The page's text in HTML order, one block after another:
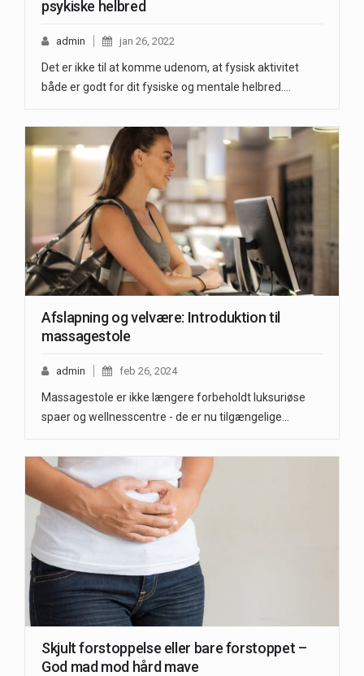
psykiske helbred
admin jan 26, 2022
Det er ikke til at komme udenom, at fysisk aktivitet
både er godt for dit fysiske og mentale helbred.…
Afslapning og velvære: Introduktion til
massagestole
admin feb 26, 2024
Massagestole er ikke længere forbeholdt luksuriøse
spaer og wellnesscentre - de er nu tilgængelige…
Skjult forstoppelse eller bare forstoppet –
God mad mod hård mave